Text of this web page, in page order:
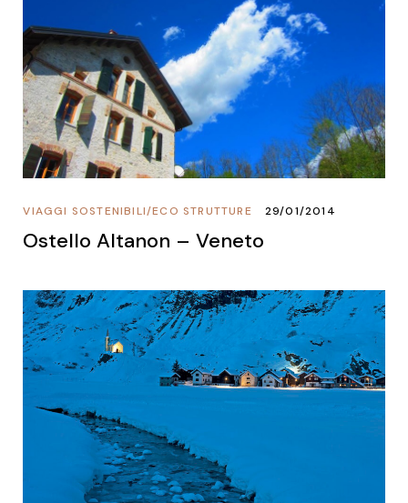
ECO STRUTTURE
/
VIAGGI SOSTENIBILI 29/01/2014
Ostello Altanon – Veneto